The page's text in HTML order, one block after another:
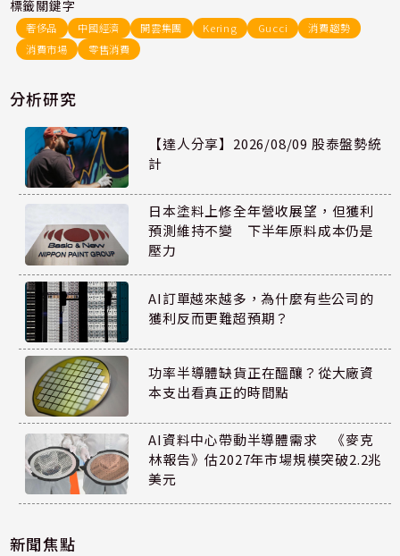
標籤關鍵字
奢侈品 中國經濟 開雲集團 Kering Gucci
消費趨勢
消費市場
零售消費
分析研究
【達人分享】2026/08/09 股泰盤勢統
計
日本塗料上修全年營收展望，但獲利
預測維持不變 下半年原料成本仍是
壓力
AI訂單越來越多，為什麼有些公司的
獲利反而更難超預期？
功率半導體缺貨正在醞釀？從大廠資
本支出看真正的時間點
AI資料中心帶動半導體需求 《麥克
林報告》估2027年市場規模突破2.2兆
美元
新聞焦點